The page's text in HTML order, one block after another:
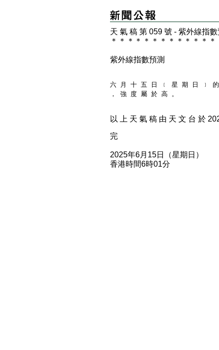
天 氣 稿 第 059 號 - 紫外線指
＊
＊ ＊ ＊ ＊ ＊ ＊ ＊ ＊ ＊ ＊ ＊ ＊
紫外線指數預測
六 月 十 五 日 ﹝ 星 期 日 ﹞
， 強 度 屬 於 高 。
以 上 天 氣 稿 由 天 文 台 於
完
2025年6月15日（星期日）
香港時間6時01分